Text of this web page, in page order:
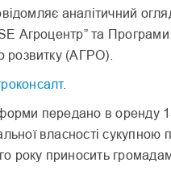
аналітичний
Агроцентр” та
розвитку (АГРО).
.
передано в оренду
власності
року приносить